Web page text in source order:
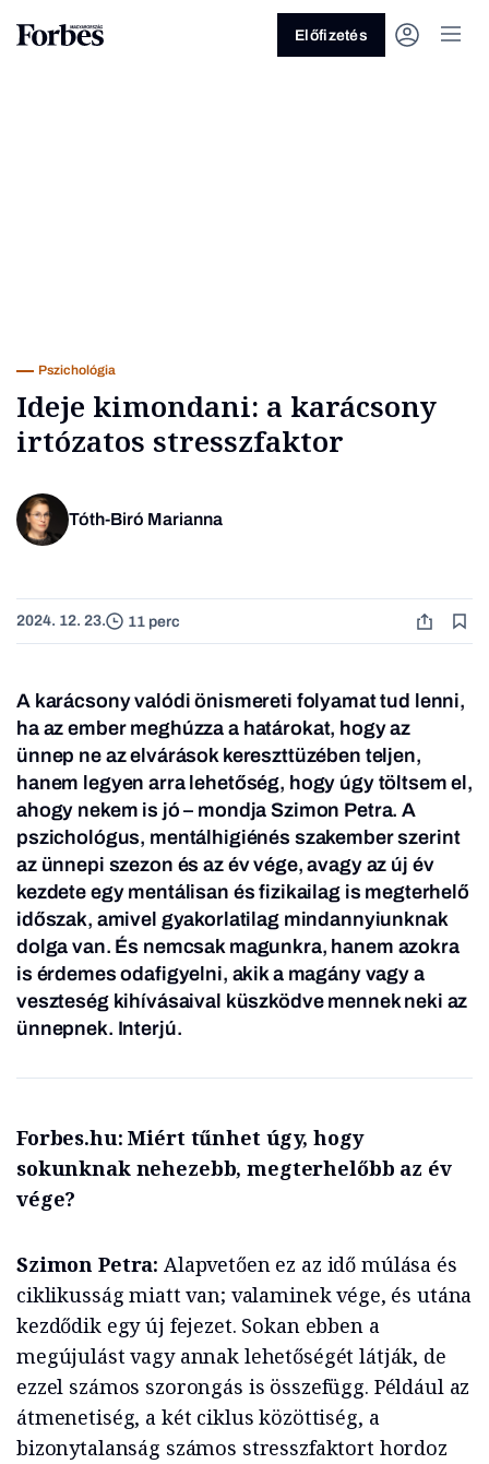
Üzlet
Előfizetés
Pszichológia
Ideje kimondani: a karácsony
irtózatos stresszfaktor
Tóth-Biró Marianna
2024. 12. 23. 11 perc
A karácsony valódi önismereti folyamat tud lenni,
ha az ember meghúzza a határokat, hogy az
ünnep ne az elvárások kereszttüzében teljen,
hanem legyen arra lehetőség, hogy úgy töltsem el,
ahogy nekem is jó – mondja Szimon Petra. A
pszichológus, mentálhigiénés szakember szerint
az ünnepi szezon és az év vége, avagy az új év
kezdete egy mentálisan és fizikailag is megterhelő
időszak, amivel gyakorlatilag mindannyiunknak
dolga van. És nemcsak magunkra, hanem azokra
is érdemes odafigyelni, akik a magány vagy a
veszteség kihívásaival küszködve mennek neki az
ünnepnek. Interjú.
Forbes.hu: Miért tűnhet úgy, hogy
sokunknak nehezebb, megterhelőbb az év
vége?
Szimon Petra: Alapvetően ez az idő múlása és
ciklikusság miatt van; valaminek vége, és utána
kezdődik egy új fejezet. Sokan ebben a
megújulást vagy annak lehetőségét látják, de
ezzel számos szorongás is összefügg. Például az
átmenetiség, a két ciklus közöttiség, a
bizonytalanság számos stresszfaktort hordoz